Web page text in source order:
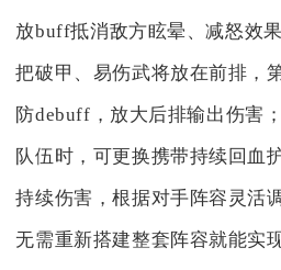
放buff抵消敌方眩晕、减怒效
把破甲、易伤武将放在前排，
防debuff，放大后排输出伤害
队伍时，可更换携带持续回血
持续伤害，根据对手阵容灵活
无需重新搭建整套阵容就能实